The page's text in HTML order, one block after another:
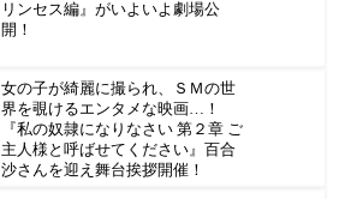
リンセス編』がいよいよ劇場公
開！
女の子が綺麗に撮られ、ＳＭの世
界を覗けるエンタメな映画…！
『私の奴隷になりなさい 第２章 ご
主人様と呼ばせてください』百合
沙さんを迎え舞台挨拶開催！